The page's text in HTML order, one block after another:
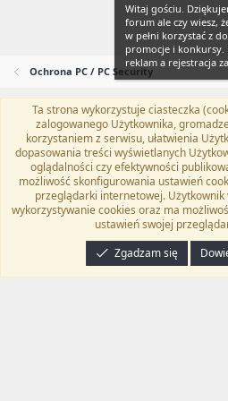
Ochrona PC / PC Security
Flat Awesome + (Parent DO NOT
Kontakt
Regulamin Polityka
TwitterKontakt
RSS
Community platform by XenForo® © 2010-
programyzadarmo.net.pl . |
Email Check by MPM.PM
Witaj gościu.
forum ale czy wiesz,
w pełni korzystać z
promocje i konkursy.
reklam a rejestracja
Ta strona wykorzystuje ciasteczka
zalogowanego Użytkownika,
korzystaniem z serwisu, ułatwienia
dopasowania treści wyświetlanych
oglądalności czy efektywności
możliwość skonfigurowania ustawień
przeglądarki internetowej. Użytkownik
wykorzystywanie cookies oraz ma
ustawień swojej
Zgadzam się